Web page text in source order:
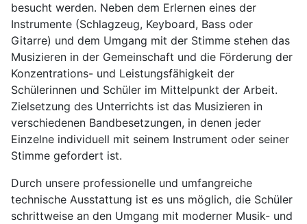
besucht werden. Neben dem Erlernen eines der
Instrumente (Schlagzeug, Keyboard, Bass oder
Gitarre) und dem Umgang mit der Stimme stehen das
Musizieren in der Gemeinschaft und die Förderung der
Konzentrations- und Leistungsfähigkeit der
Schülerinnen und Schüler im Mittelpunkt der Arbeit.
Zielsetzung des Unterrichts ist das Musizieren in
verschiedenen Bandbesetzungen, in denen jeder
Einzelne individuell mit seinem Instrument oder seiner
Stimme gefordert ist.
Durch unsere professionelle und umfangreiche
technische Ausstattung ist es uns möglich, die Schüler
schrittweise an den Umgang mit moderner Musik- und